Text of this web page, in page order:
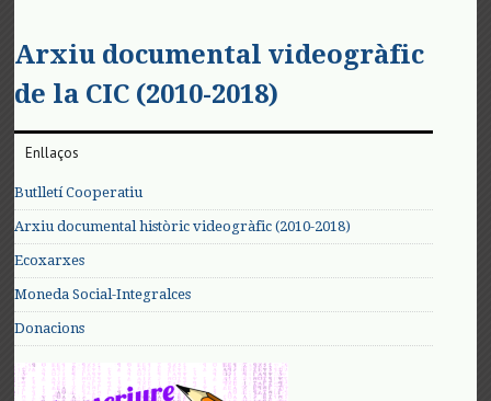
Arxiu documental videogràfic
de la CIC (2010-2018)
Enllaços
Butlletí Cooperatiu
Arxiu documental històric videogràfic (2010-2018)
Ecoxarxes
Moneda Social-Integralces
Donacions